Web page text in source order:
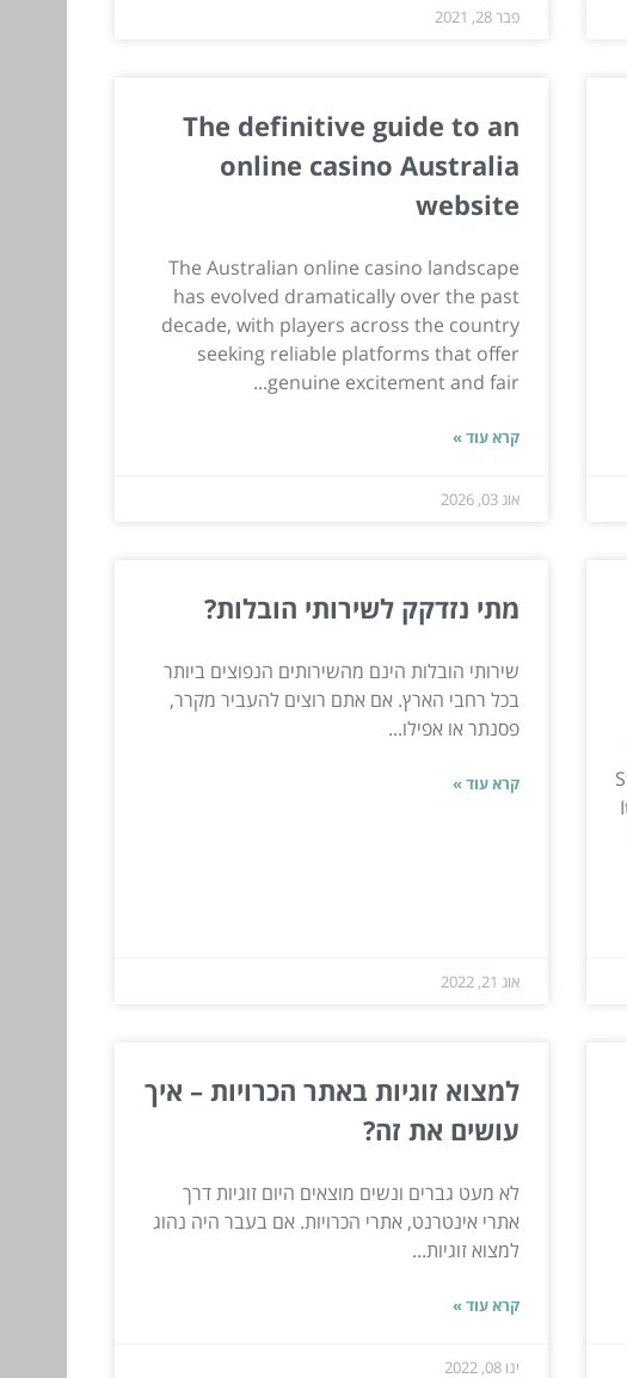
פבר 28, 2021
The definitive guide to an
online casino Australia
website
The Australian online casino landscape
has evolved dramatically over the past
decade, with players across the country
seeking reliable platforms that offer
genuine excitement and fair...
קרא עוד »
אוג 03, 2026
מתי נזדקק לשירותי הובלות?
שירותי הובלות הינם מהשירותים הנפוצים ביותר
בכל רחבי הארץ. אם אתם רוצים להעביר מקרר,
פסנתר או אפילו...
קרא עוד »
אוג 21, 2022
למצוא זוגיות באתר הכרויות – איך
עושים את זה?
לא מעט גברים ונשים מוצאים היום זוגיות דרך
אתרי אינטרנט, אתרי הכרויות. אם בעבר היה נהוג
למצוא זוגיות...
קרא עוד »
ינו 08, 2022